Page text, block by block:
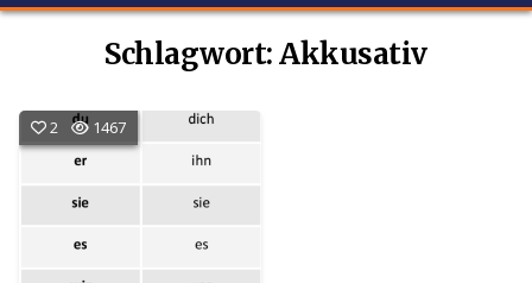
Schlagwort:Akkusativ
2 1467